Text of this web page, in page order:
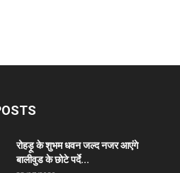
रोहड़ू के शुभम धवन जल्द नजर आएंगे
बालीवुड के छोटे पर्दे...